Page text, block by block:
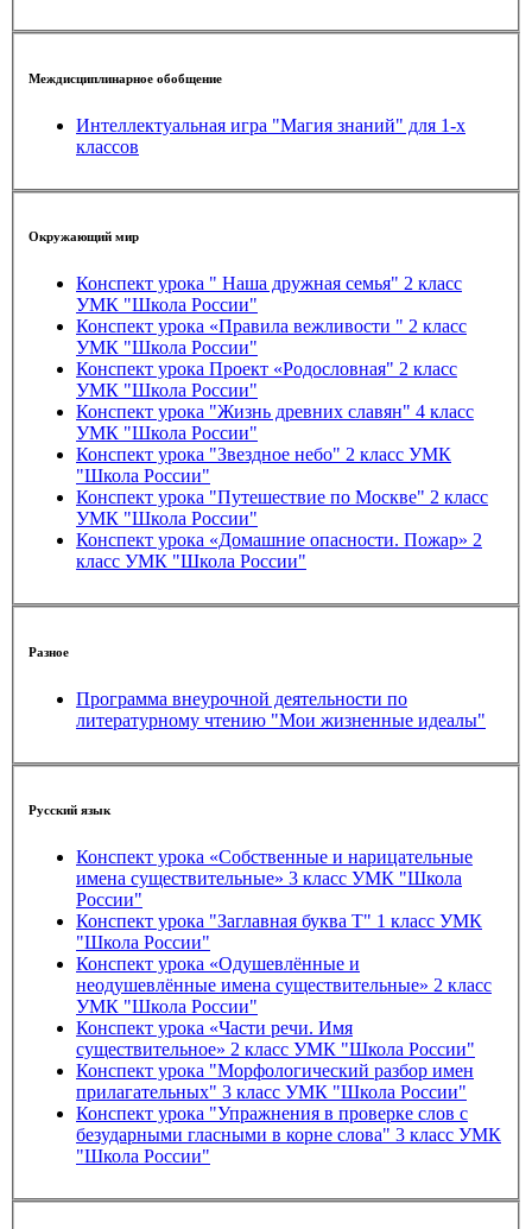
Междисциплинарное обобщение
Интеллектуальная игра "Магия знаний" для 1-х
классов
Окружающий мир
Конспект урока " Наша дружная семья" 2 класс
УМК "Школа России"
Конспект урока «Правила вежливости " 2 класс
УМК "Школа России"
Конспект урока Проект «Родословная" 2 класс
УМК "Школа России"
Конспект урока "Жизнь древних славян" 4 класс
УМК "Школа России"
Конспект урока "Звездное небо" 2 класс УМК
"Школа России"
Конспект урока "Путешествие по Москве" 2 класс
УМК "Школа России"
Конспект урока «Домашние опасности. Пожар» 2
класс УМК "Школа России"
Разное
Программа внеурочной деятельности по
литературному чтению "Мои жизненные идеалы"
Русский язык
Конспект урока «Собственные и нарицательные
имена существительные» 3 класс УМК "Школа
России"
Конспект урока "Заглавная буква Т" 1 класс УМК
"Школа России"
Конспект урока «Одушевлённые и
неодушевлённые имена существительные» 2 класс
УМК "Школа России"
Конспект урока «Части речи. Имя
существительное» 2 класс УМК "Школа России"
Конспект урока "Морфологический разбор имен
прилагательных" 3 класс УМК "Школа России"
Конспект урока "Упражнения в проверке слов с
безударными гласными в корне слова" 3 класс УМК
"Школа России"